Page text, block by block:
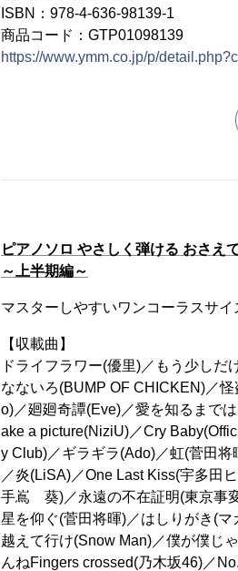
ISBN：978-4-636-98139-1
商品コード：GTP01098139
https://www.ymm.co.jp/p/
ピアノソロ やさしく弾ける おさえ
～上半期編～
マスターしやすいワンコーラスサイ
【収載曲】
ドライフラワー(優里)／もう少しだ
なないろ(BUMP OF CHICKEN)／
o)／廻廻奇譚(Eve)／愛を知るまで
ake a picture(NiziU)／Cry
y Club)／ギラギラ(Ado)／虹(菅田
／炎(LiSA)／One Last Kiss(宇多田
手嶌 葵)／永遠の不在証明(東京事
星を仰ぐ(菅田将暉)／はしりがき(
越えて行け(Snow Man)／僕が僕じ
んねFingers crossed(乃木坂46)／